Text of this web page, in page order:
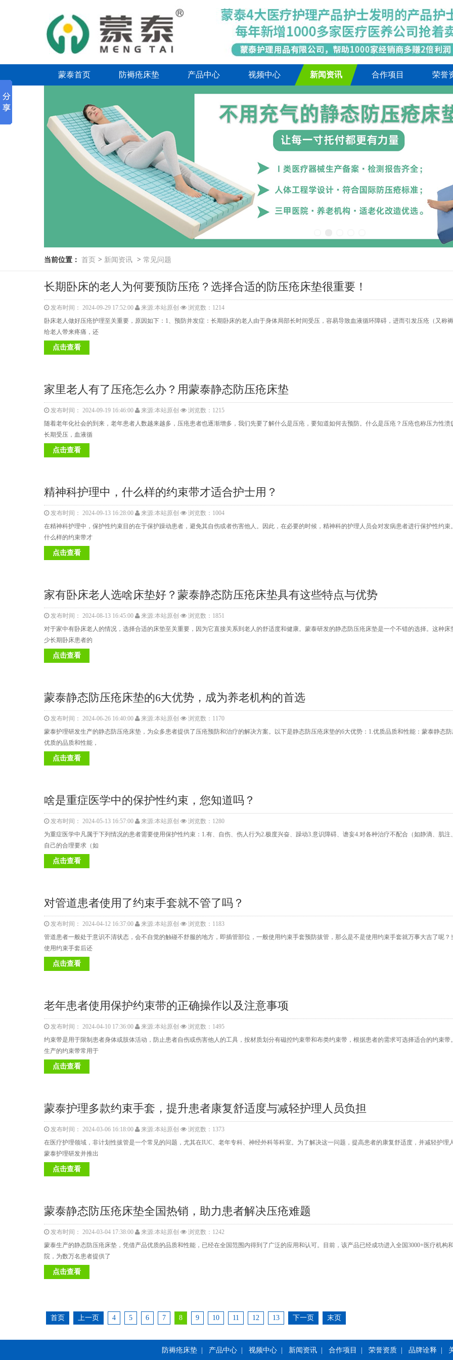
蒙泰首页 防褥疮床垫 产品中心 视频中心 新闻资讯 合作项目 荣誉
当前位置： 首页 > 新闻资讯 > 常见问题
长期卧床的老人为何要预防压疮？选择合适的防压疮床垫很重要！
发布时间： 2024-09-29 17:52:00 来源:本站原创
浏览数：1214
卧床老人做好压疮护理至关重要，原因如下：1、预防并发症：长期卧床的老人由于身体局部长时间受压，容易导致血液循环障碍，进而引发压疮（又称
给老人带来疼痛，还
点击查看
家里老人有了压疮怎么办？用蒙泰静态防压疮床垫
发布时间： 2024-09-19 16:46:00 来源:本站原创
浏览数：1215
随着老年化社会的到来，老年患者人数越来越多，压疮患者也逐渐增多，我们先要了解什么是压疮，要知道如何去预防。什么是压疮？压疮也称压力性溃
长期受压，血液循
点击查看
精神科护理中，什么样的约束带才适合护士用？
发布时间： 2024-09-13 16:28:00 来源:本站原创
浏览数：1004
在精神科护理中，保护性约束目的在于保护躁动患者，避免其自伤或者伤害他人。因此，在必要的时候，精神科的护理人员会对发病患者进行保护性约束
什么样的约束带才
点击查看
家有卧床老人选啥床垫好？蒙泰静态防压疮床垫具有这些特点与优势
发布时间： 2024-08-13 16:45:00 来源:本站原创
浏览数：1851
对于家中有卧床老人的情况，选择合适的床垫至关重要，因为它直接关系到老人的舒适度和健康。蒙泰研发的静态防压疮床垫是一个不错的选择。这种床
少长期卧床患者的
点击查看
蒙泰静态防压疮床垫的6大优势，成为养老机构的首选
发布时间： 2024-06-26 16:40:00 来源:本站原创
浏览数：1170
蒙泰护理研发生产的静态防压疮床垫，为众多患者提供了压疮预防和治疗的解决方案。以下是静态防压疮床垫的6大优势：1.优质品质和性能：蒙泰静态
优质的品质和性能，
点击查看
啥是重症医学中的保护性约束，您知道吗？
发布时间： 2024-05-13 16:57:00 来源:本站原创
浏览数：1280
为重症医学中凡属于下列情况的患者需要使用保护性约束：1.有、自伤、伤人行为2.极度兴奋、躁动3.意识障碍、谵妄4.对各种治疗不配合（如静滴、肌注
自己的合理要求（如
点击查看
对管道患者使用了约束手套就不管了吗？
发布时间： 2024-04-12 16:37:00 来源:本站原创
浏览数：1183
管道患者一般处于意识不清状态，会不自觉的触碰不舒服的地方，即插管部位，一般使用约束手套预防拔管，那么是不是使用约束手套就万事大吉了呢？
使用约束手套后还
点击查看
老年患者使用保护约束带的正确操作以及注意事项
发布时间： 2024-04-10 17:36:00 来源:本站原创
浏览数：1495
约束带是用于限制患者身体或肢体活动，防止患者自伤或伤害他人的工具，按材质划分有磁控约束带和布类约束带，根据患者的需求可选择适合的约束带
生产的约束带常用于
点击查看
蒙泰护理多款约束手套，提升患者康复舒适度与减轻护理人员负担
发布时间： 2024-03-06 16:18:00 来源:本站原创
浏览数：1373
在医疗护理领域，非计划性拔管是一个常见的问题，尤其在IUC、老年专科、神经外科等科室。为了解决这一问题，提高患者的康复舒适度，并减轻护理
蒙泰护理研发并推出
点击查看
蒙泰静态防压疮床垫全国热销，助力患者解决压疮难题
发布时间： 2024-03-04 17:38:00 来源:本站原创
浏览数：1242
蒙泰生产的静态防压疮床垫，凭借产品优质的品质和性能，已经在全国范围内得到了广泛的应用和认可。目前，该产品已经成功进入全国3000+医疗机构
院，为数万名患者提供了
点击查看
首页 上一页 4 5 6 7 8 9 10 11 12 13 下一页 末页
防褥疮床垫| 产品中心| 视频中心| 新闻资讯| 合作项目 荣誉资质| 品牌诠释|